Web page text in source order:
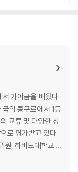
가야금을 배웠다.
악 콩쿠르에서 1등
교류 및 다양한 창
로 평가받고 있다.
원, 하버드대학교 객
기념 문화사업 추
역임했고, 유니세